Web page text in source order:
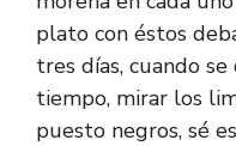
plato con éstos
tres días, cuando
tiempo, mirar los
puesto negros, sé